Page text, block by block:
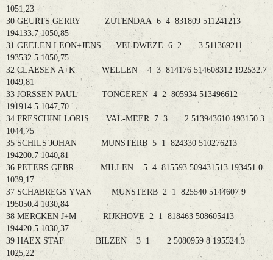
1051,23
30 GEURTS GERRY ZUTENDAA 6 4 831809 511241213
194133.7 1050,85
31 GEELEN LEON+JENS VELDWEZE 6 2 3 511369211
193532.5 1050,75
32 CLAESEN A+K WELLEN 4 3 814176 514608312 192532.7
1049,81
33 JORSSEN PAUL TONGEREN 4 2 805934 513496612
191914.5 1047,70
34 FRESCHINI LORIS VAL-MEER 7 3 2 513943610 193150.3
1044,75
35 SCHILS JOHAN MUNSTERB 5 1 824330 510276213
194200.7 1040,81
36 PETERS GEBR. MILLEN 5 4 815593 509431513 193451.0
1039,17
37 SCHABREGS YVAN MUNSTERB 2 1 825540 5144607 9
195050.4 1030,84
38 MERCKEN J+M RIJKHOVE 2 1 818463 508605413
194420.5 1030,37
39 HAEX STAF BILZEN 3 1 2 5080959 8 195524.3
1025,22